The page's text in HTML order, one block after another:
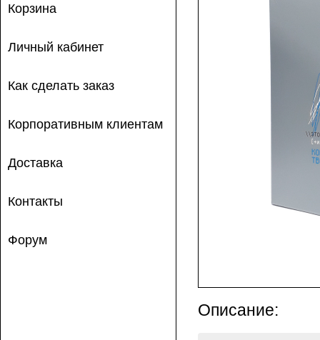
Корзина
Личный кабинет
Как сделать заказ
Корпоративным клиентам
Доставка
Контакты
Форум
Описание: